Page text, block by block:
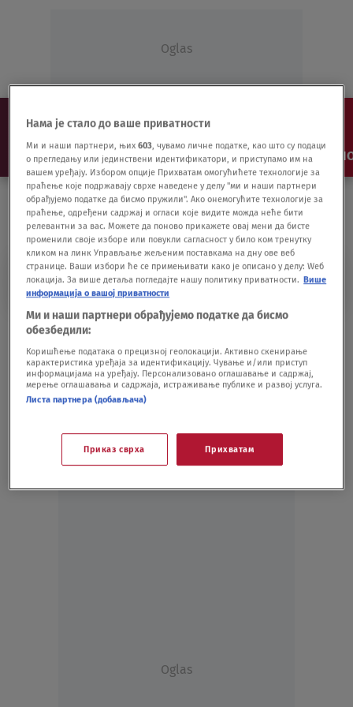
Oglas
NAJNOVIJE VESTI SHOW SPORT VIDEO
JASMIN LISAK
preminule i ona i beba
SVET25.04.21.
Oglas
Нама је стало до ваше приватности
Ми и наши партнери, њих603, чувамо личне податке, као што су подаци
о прегледању или јединствени идентификатори, и приступамо им на
вашем уређају. Избором опције Прихватам омогућићете технологије за
праћење које подржавају сврхе наведене у делу "ми и наши партнери
обрађујемо податке да бисмо пружили". Ако онемогућите технологије за
праћење, одређени садржај и огласи које видите можда неће бити
релевантни за вас. Можете да поново прикажете овај мени да бисте
променили своје изборе или повукли сагласност у било ком тренутку
кликом на линк Управљање жељеним поставкама на дну ове веб
странице. Ваши избори ће се примењивати како је описано у делу: Wеб
локација. За више детаља погледајте нашу политику приватности. Више
информација о вашој приватности
Ми и наши партнери обрађујемо податке да бисмо
обезбедили:
Коришћење података о прецизној геолокацији. Активно скенирање
карактеристика уређаја за идентификацију. Чување и/или приступ
информацијама на уређају. Персонализовано оглашавање и садржај,
мерење оглашавања и садржаја, истраживање публике и развој услуга.
Листа партнера (добављача)
Приказ сврха Прихватам